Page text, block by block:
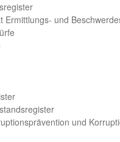
Ermittlungs- und
und